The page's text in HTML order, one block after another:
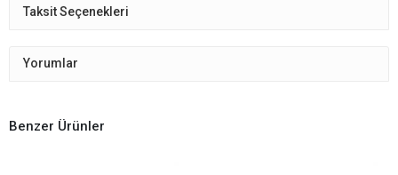
Taksit Seçenekleri
Yorumlar
Benzer Ürünler